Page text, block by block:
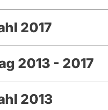
2017
2013 - 2017
2013